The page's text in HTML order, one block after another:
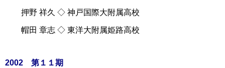
押野 祥久 ◇ 神戸国際大附属高校
帽田 章志 ◇ 東洋大附属姫路高校
2002 第１１期